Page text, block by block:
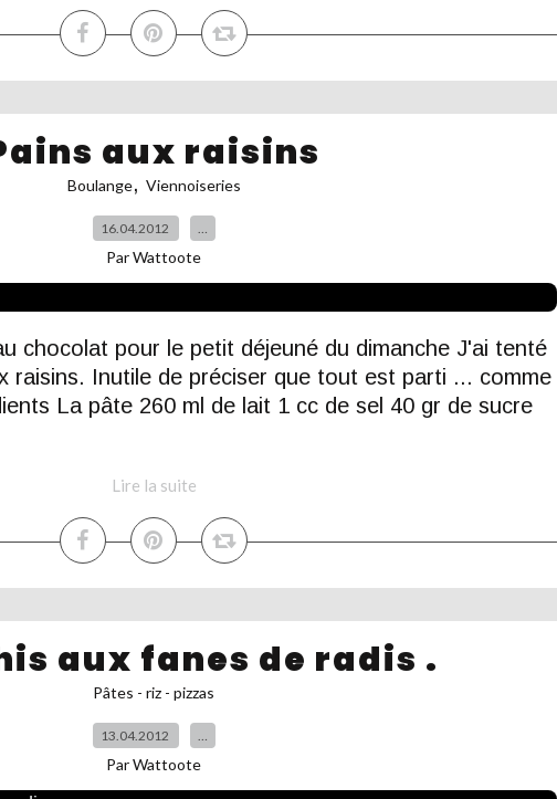
aux raisins
Boulange, Viennoiseries
16.04.2012 …
Par Wattoote
chocolat pour le petit déjeuné du dimanche J'ai tenté
raisins. Inutile de préciser que tout est parti ... comme
La pâte 260 ml de lait 1 cc de sel 40 gr de sucre
Lire la suite
aux fanes de radis .
Pâtes - riz - pizzas
13.04.2012 …
Par Wattoote